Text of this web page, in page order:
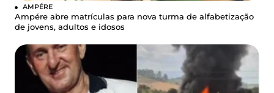
AMPÉRE
Ampére abre matrículas para nova turma de alfabetização
de jovens, adultos e idosos